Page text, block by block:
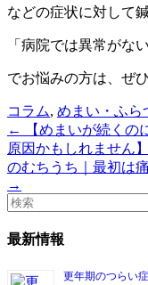
などの症状に対して
「病院では異常がな
でお悩みの方は、ぜ
コラム, めまい・ふら
← 【めまいが続くの
原因かもしれません
のむちうち｜最初は
→
最新情報
更年期のつらい